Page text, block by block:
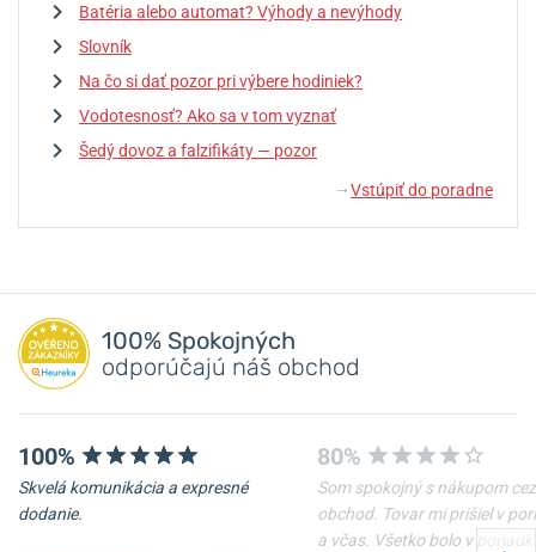
Batéria alebo automat? Výhody a nevýhody
Slovník
Na čo si dať pozor pri výbere hodiniek?
Vodotesnosť? Ako sa v tom vyznať
Šedý dovoz a falzifikáty — pozor
↓ Vstúpiť do poradne
100% Spokojných
odporúčajú náš obchod
100%
Skvelá komunikácia a expresné
dodanie.
80%
Som spokojný s nákupom cez
obchod. Tovar mi prišiel v
a včas. Všetko bolo v